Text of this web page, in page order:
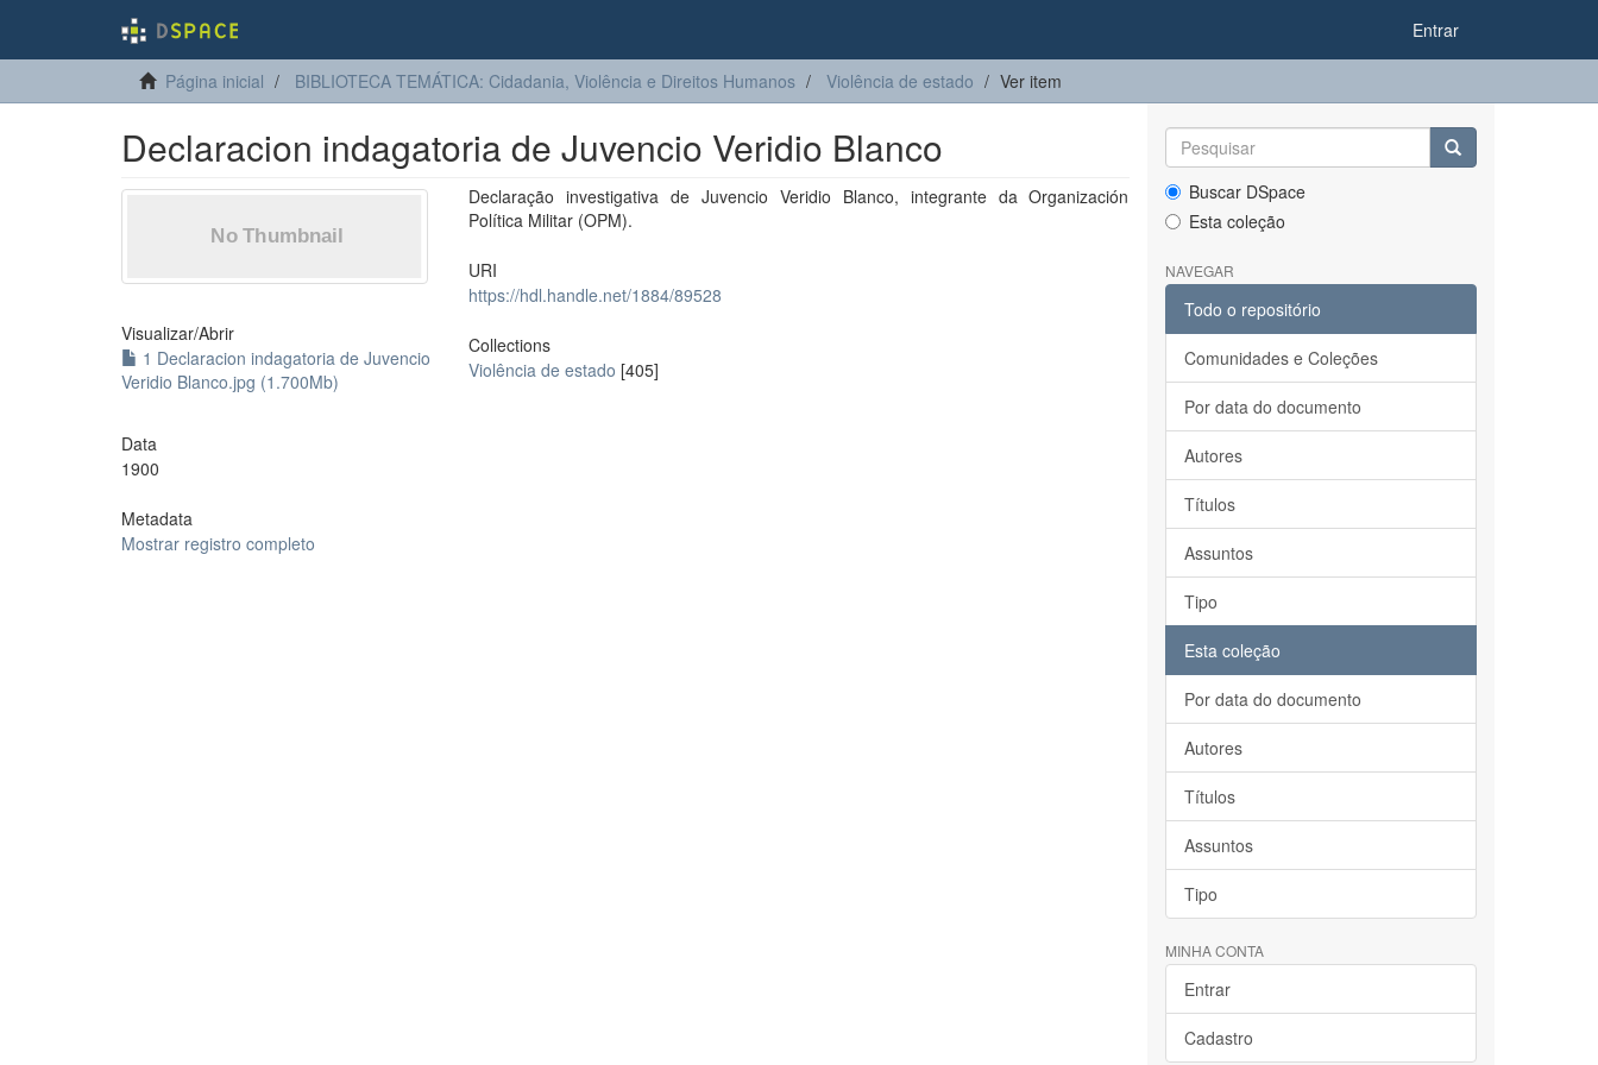
Entrar
Página inicial BIBLIOTECA TEMÁTICA: Cidadania, Violência e Direitos Humanos Violência de estado Ver item
Declaracion indagatoria de Juvencio Veridio Blanco
Visualizar/Abrir
1 Declaracion indagatoria de Juvencio
Veridio Blanco.jpg (1.700Mb)
Data
1900
Metadata
Mostrar registro completo
Declaração investigativa de Juvencio Veridio Blanco, integrante da Organización
Política Militar (OPM).
URI
https://hdl.handle.net/1884/89528
Collections
Violência de estado [405]
Buscar DSpace
Esta coleção
NAVEGAR
Todo o repositório
Comunidades e Coleções
Por data do documento
Autores
Títulos
Assuntos
Tipo
Esta coleção
Por data do documento
Autores
Títulos
Assuntos
Tipo
MINHA CONTA
Entrar
Cadastro